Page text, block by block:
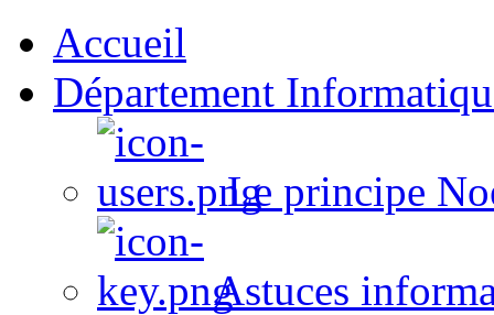
Accueil
Département
Le principe
Astuces